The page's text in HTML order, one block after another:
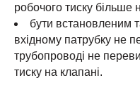
робочого тиску більше
бути встановленим
вхідному патрубку не
трубопроводі не
тиску на клапані.